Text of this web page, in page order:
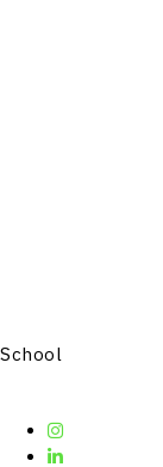
School